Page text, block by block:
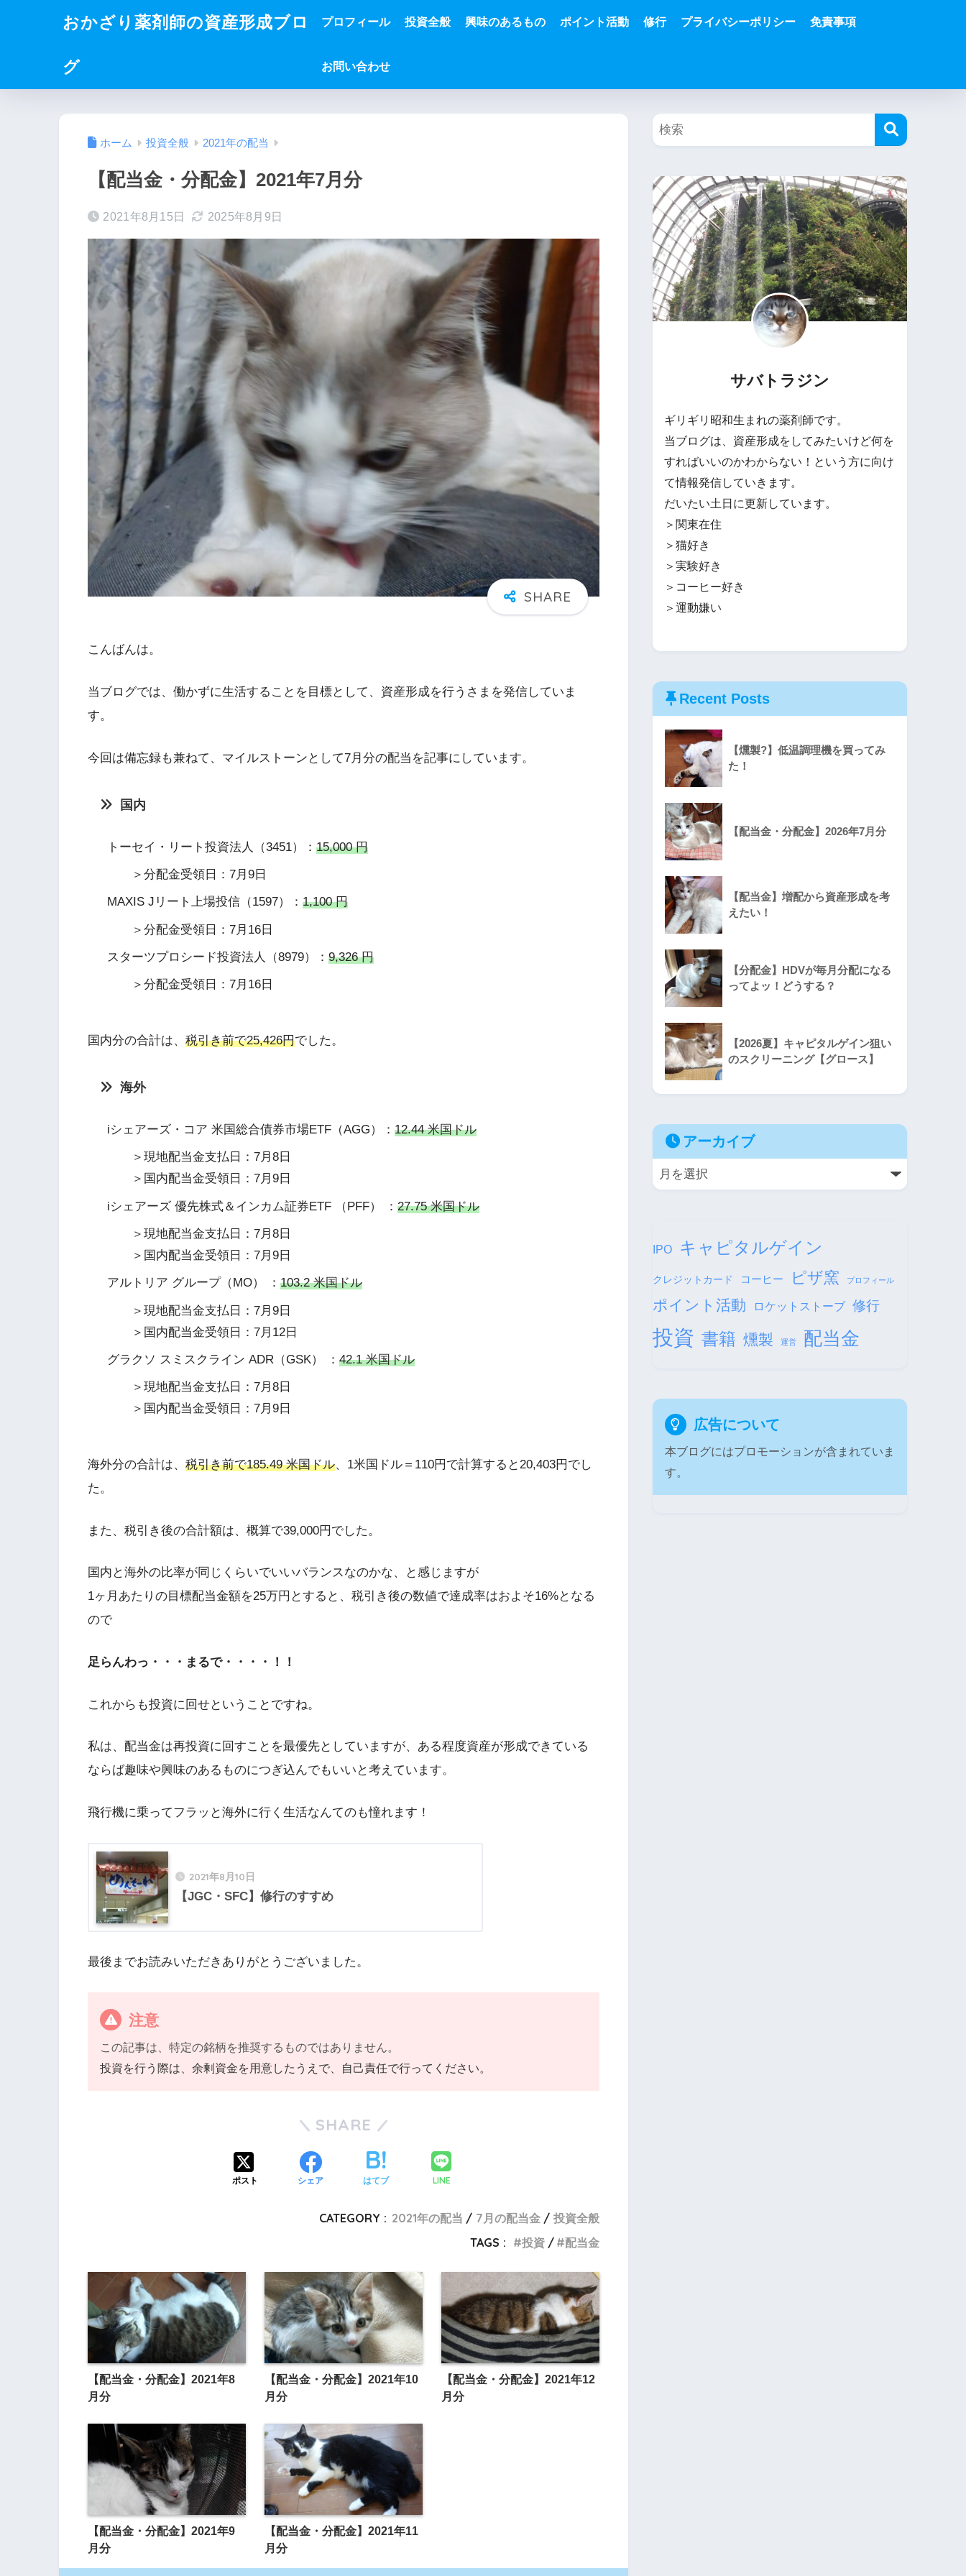
おかざり薬剤師の資産形成ブロ
グ
プロフィール 投資全般 興味のあるもの ポイント活動 修行 プライバシーポリシー 免責事項
お問い合わせ
ホーム 投資全般 2021年の配当
【配当金・分配金】2021年7月分
2021年8月15日 2025年8月9日
こんばんは。
当ブログでは、働かずに生活することを目標として、資産形成を行うさまを発信していま
す。
今回は備忘録も兼ねて、マイルストーンとして7月分の配当を記事にしています。
国内
トーセイ・リート投資法人（3451）： 15,000 円
＞分配金受領日：7月9日
MAXIS Jリート上場投信（1597）： 1,100 円
＞分配金受領日：7月16日
スターツプロシード投資法人（8979）： 9,326 円
＞分配金受領日：7月16日
国内分の合計は、 税引き前で25,426円でした。
海外
iシェアーズ・コア 米国総合債券市場ETF（AGG）： 12.44 米国ドル
＞現地配当金支払日：7月8日
＞国内配当金受領日：7月9日
iシェアーズ 優先株式＆インカム証券ETF （PFF） ： 27.75 米国ドル
＞現地配当金支払日：7月8日
＞国内配当金受領日：7月9日
アルトリア グループ（MO） ： 103.2 米国ドル
＞現地配当金支払日：7月9日
＞国内配当金受領日：7月12日
グラクソ スミスクライン ADR（GSK） ： 42.1 米国ドル
＞現地配当金支払日：7月8日
＞国内配当金受領日：7月9日
海外分の合計は、 税引き前で185.49 米国ドル、1米国ドル＝110円で計算すると20,403円でし
た。
また、税引き後の合計額は、概算で39,000円でした。
国内と海外の比率が同じくらいでいいバランスなのかな、と感じますが
1ヶ月あたりの目標配当金額を25万円とすると、税引き後の数値で達成率はおよそ16%となる
ので
足らんわっ・・・まるで・・・・！！
これからも投資に回せということですね。
私は、配当金は再投資に回すことを最優先としていますが、ある程度資産が形成できている
ならば趣味や興味のあるものにつぎ込んでもいいと考えています。
飛行機に乗ってフラッと海外に行く生活なんてのも憧れます！
2021年8月10日
【JGC・SFC】修行のすすめ
最後までお読みいただきありがとうございました。
注意
この記事は、特定の銘柄を推奨するものではありません。
投資を行う際は、余剰資金を用意したうえで、自己責任で行ってください。
SHARE
ポスト シェア はてブ LINE
CATEGORY : 2021年の配当 7月の配当金
投資全般
TAGS :
投資 配当金
【配当金・分配金】2021年8
月分
【配当金・分配金】2021年10
月分
【配当金・分配金】2021年12
月分
【配当金・分配金】2021年9
月分
【配当金・分配金】2021年11
月分
サバトラジン
ギリギリ昭和生まれの薬剤師です。
当ブログは、資産形成をしてみたいけど何を
すればいいのかわからない！という方に向け
て情報発信していきます。
だいたい土日に更新しています。
＞関東在住
＞猫好き
＞実験好き
＞コーヒー好き
＞運動嫌い
Recent Posts
【燻製?】低温調理機を買ってみ
た！
【配当金・分配金】2026年7月分
【配当金】増配から資産形成を考
えたい！
【分配金】HDVが毎月分配になる
ってよッ！どうする？
【2026夏】キャピタルゲイン狙い
のスクリーニング【グロース】
アーカイブ
IPO キャピタルゲイン
クレジットカード コーヒー ピザ窯 プロフィール
ポイント活動 ロケットストーブ 修行
投資 書籍 燻製 運営 配当金
広告について
本ブログにはプロモーションが含まれていま
す。